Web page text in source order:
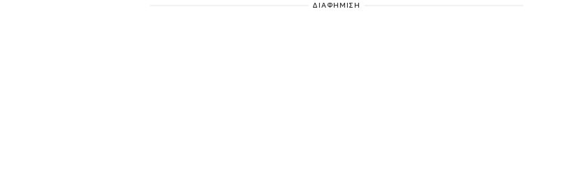
ΔΙΑΦΗΜΙΣΗ